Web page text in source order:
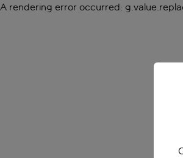
A rendering error occurred: